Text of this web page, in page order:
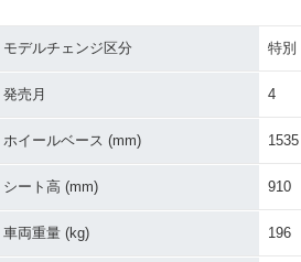
モデルチェンジ区分 特別
発売月 4
ホイールベース (mm) 1535
シート高 (mm) 910
車両重量 (kg) 196